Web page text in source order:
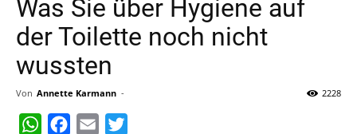
Was Sie über Hygiene auf
der Toilette noch nicht
wussten
Von Annette Karmann - 2228
WhatsAppFacebook
Email